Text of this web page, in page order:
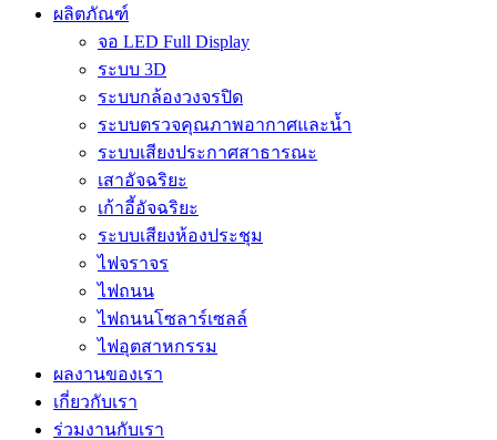
ผลิตภัณฑ์
จอ LED Full Display
ระบบ 3D
ระบบกล้องวงจรปิด
ระบบตรวจคุณภาพอากาศและน้ำ
ระบบเสียงประกาศสาธารณะ
เสาอัจฉริยะ
เก้าอี้อัจฉริยะ
ระบบเสียงห้องประชุม
ไฟจราจร
ไฟถนน
ไฟถนนโซลาร์เซลล์
ไฟอุตสาหกรรม
ผลงานของเรา
เกี่ยวกับเรา
ร่วมงานกับเรา